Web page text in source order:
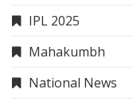
IPL 2025
Mahakumbh
National News